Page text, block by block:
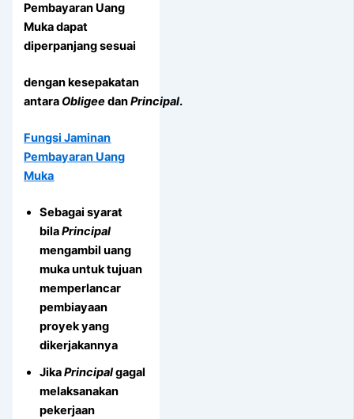
Pembayaran Uang
Muka dapat
diperpanjang sesuai
dengan kesepakatan
antara ObligeedanPrincipal.
Fungsi Jaminan
Pembayaran Uang
Muka
Sebagai syarat
bilaPrincipal
mengambil uang
muka untuk tujuan
memperlancar
pembiayaan
proyek yang
dikerjakannya
JikaPrincipalgagal
melaksanakan
pekerjaan